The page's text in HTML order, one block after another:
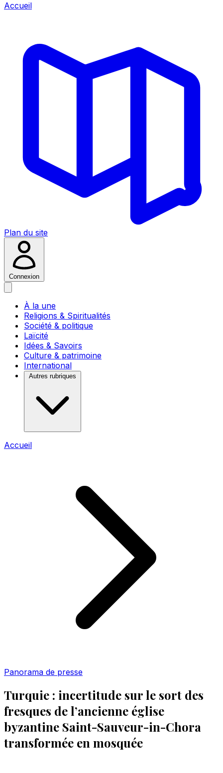
Accueil
Plan du site
Connexion
À la une
Religions & Spiritualités
Société & politique
Laïcité
Idées & Savoirs
Culture & patrimoine
International
Autres rubriques
Accueil
Panorama de presse
Turquie : incertitude sur le sort des
fresques de l’ancienne église
byzantine Saint-Sauveur-in-Chora
transformée en mosquée